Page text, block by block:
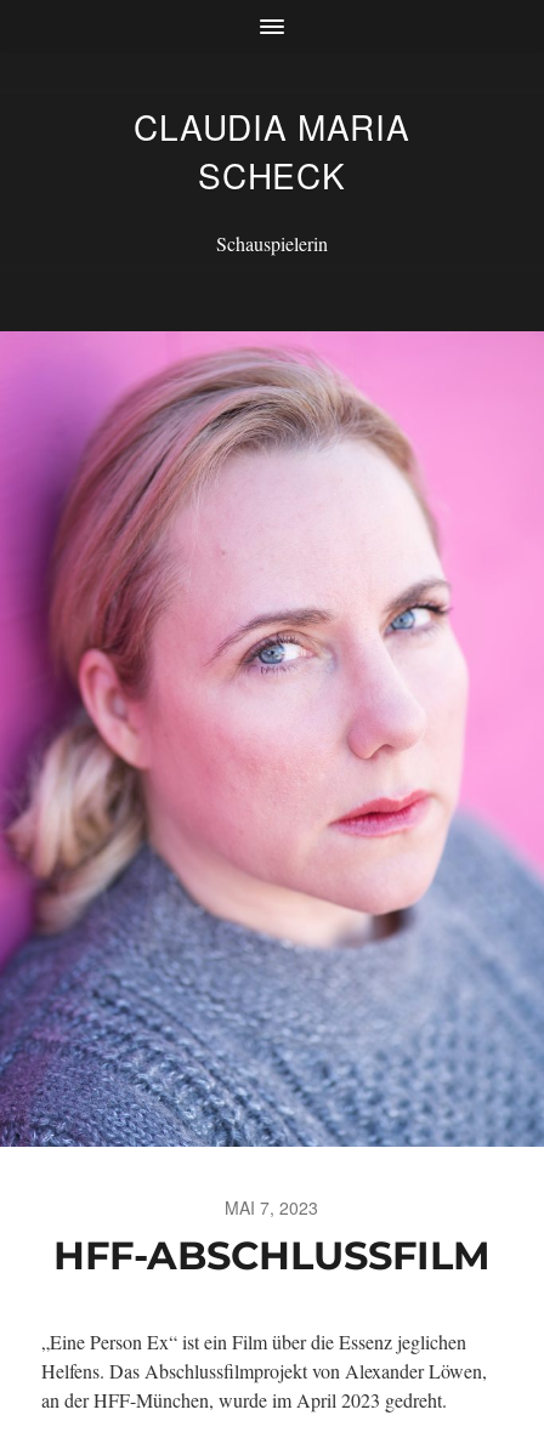
CLAUDIA MARIA
SCHECK
Schauspielerin
MAI 7, 2023
HFF-ABSCHLUSSFILM
„Eine Person Ex“ ist ein Film über die Essenz jeglichen
Helfens. Das Abschlussfilmprojekt von Alexander Löwen,
an der HFF-München, wurde im April 2023 gedreht.